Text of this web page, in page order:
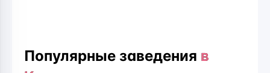
Популярные заведения в